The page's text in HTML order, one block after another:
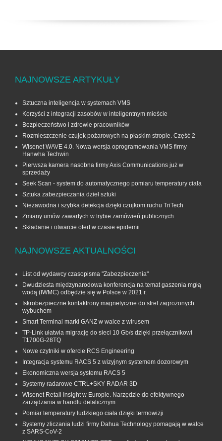
NAJNOWSZE ARTYKUŁY
Sztuczna inteligencja w systemach VMS
Korzyści z integracji zasobów w inteligentnym mieście
Bezpieczeństwo i zdrowie pracowników
Rozmieszczenie czujek pożarowych na płaskim stropie. Część 2
Wisenet WAVE 4.0. Nowa wersja oprogramowania VMS firmy
Hanwha Techwin
Pierwsza kamera nasobna firmy Axis Communications już w
sprzedaży
Seek Scan - system do automatycznego pomiaru temperatury ciała
Sztuka zabezpieczania dzieł sztuki
Niezawodna i szybka detekcja dzięki czujkom ruchu TriTech
Zmiany umów zawartych w trybie zamówień publicznych
Składanie i otwarcie ofert w czasie epidemii
NAJNOWSZE AKTUALNOŚCI
List od wydawcy czasopisma "Zabezpieczenia"
Dwudziesta międzynarodowa konferencja na temat gaszenia mgłą
wodą (IWMC) odbędzie się w Polsce w 2021 r.
Iskrobezpieczne kontaktrony magnetyczne do stref zagrożonych
wybuchem
Smart Terminal marki GANZ w walce z wirusem
TP-Link ułatwia migrację do sieci 10 Gb/s dzięki przełącznikowi
T1700G‑28TQ
Nowe czytniki w ofercie RCS Engineering
Integracja systemu RACS 5 z wizyjnym systemem dozorowym
Ekonomiczna wersja systemu RACS 5
Systemy radarowe CTRL+SKY RADAR 3D
Wisenet Retail Insight w Europie. Narzędzie do efektywnego
zarządzania w handlu detalicznym
Pomiar temperatury ludzkiego ciała dzięki termowizji
Systemy zliczania ludzi firmy Dahua Technology pomagają w walce
z SARS-CoV-2